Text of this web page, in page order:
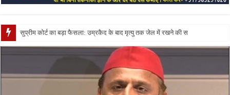
सुप्रीम कोर्ट का बड़ा फैसला: उम्रकैद के बाद मृत्यु तक जेल में रखने की सजा संविधान के अनुरूप